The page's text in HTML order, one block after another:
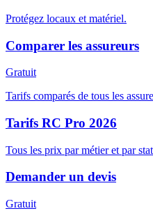
Protégez locaux et matériel.
Comparer les assureurs
Gratuit
Tarifs comparés de tous les
Tarifs RC Pro 2026
Tous les prix par métier et par
Demander un devis
Gratuit